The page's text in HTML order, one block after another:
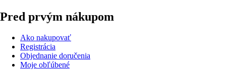
Pred prvým nákupom
Ako nakupovať
Registrácia
Objednanie doručenia
Moje obľúbené